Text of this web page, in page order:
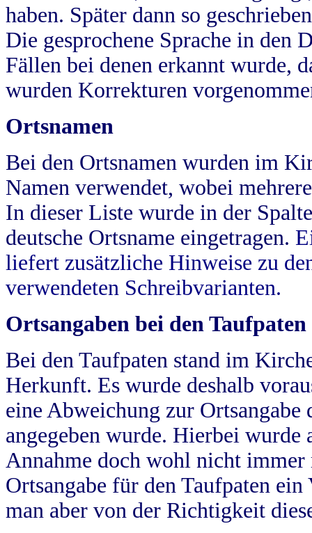
haben. Später dann so
Die gesprochene Sprache in
Fällen bei denen erkannt wurde,
wurden Korrekturen
Ortsnamen
Bei den Ortsnamen wurden im
Namen verwendet, wobei
In dieser Liste wurde in der
deutsche Ortsname eingetragen.
liefert zusätzliche Hinweise zu
verwendeten Schreibvarianten.
Ortsangaben bei den Taufpaten
Bei den Taufpaten stand im
Herkunft. Es wurde deshalb
eine Abweichung zur
angegeben wurde. Hierbei wurde
Annahme doch wohl nicht
Ortsangabe für den Taufpaten
man aber von der Richtigkeit